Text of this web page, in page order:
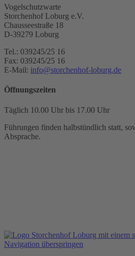
Vogelschutzwarte
Storchenhof Loburg e.V.
Chausseestraße 18
D-39279 Loburg
Tel.: 039245/25 16
Fax: 039245/25 16
E-Mail: info@storchenhof-loburg.de
Öffnungszeiten
Täglich 10.00 Uhr bis 17.00 Uhr
Führungen finden halbstündlich statt,
Absprache.
Navigation überspringen